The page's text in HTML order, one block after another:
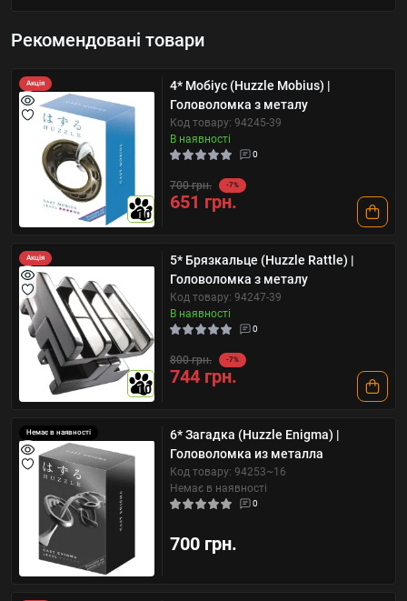
Рекомендовані товари
Акція
10
4* Мобіус (Huzzle Mobius) |
Головоломка з металу
Код товару: 94245-39
В наявності
0
700 грн. -7%
651 грн.
Акція
10
5* Брязкальце (Huzzle Rattle) |
Головоломка з металу
Код товару: 94247-39
В наявності
0
800 грн. -7%
744 грн.
Немає в наявності
6* Загадка (Huzzle Enigma) |
Головоломка из металла
Код товару: 94253~16
Немає в наявності
0
700 грн.